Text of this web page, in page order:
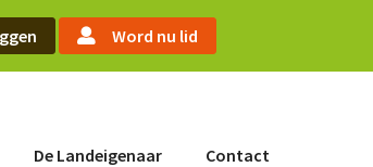
Word nu lid
De Landeigenaar Contact